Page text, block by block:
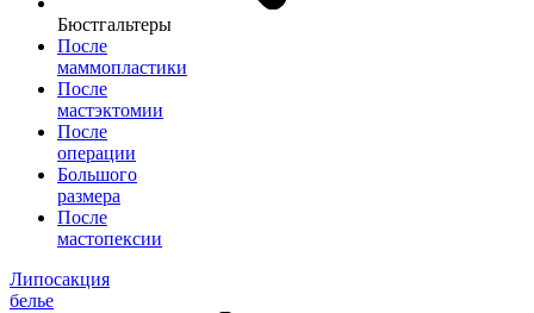
Бюстгальтеры
После
маммопластики
После
мастэктомии
После
операции
Большого
размера
После
мастопексии
Липосакция
белье